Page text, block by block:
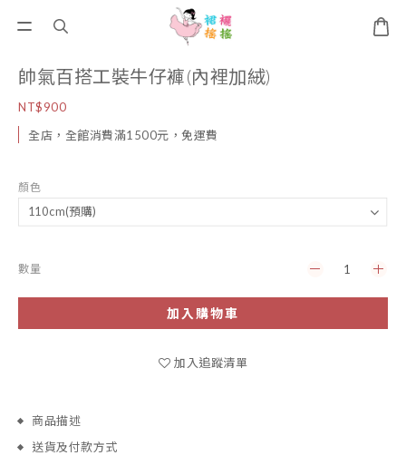
帥氣百搭工裝牛仔褲(內裡加絨)
NT$900
全店，全館消費滿1500元，免運費
顏色
數量
加入購物車
加入追蹤清單
商品描述
送貨及付款方式